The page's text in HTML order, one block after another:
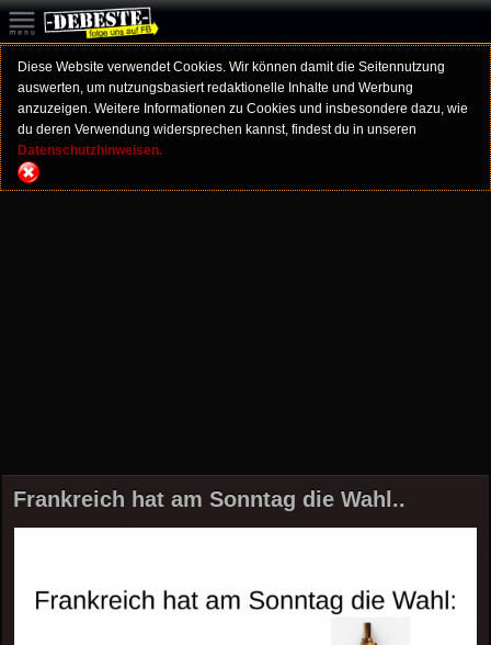
Diese Website verwendet Cookies. Wir können damit die Seitennutzung
auswerten, um nutzungsbasiert redaktionelle Inhalte und Werbung
anzuzeigen. Weitere Informationen zu Cookies und insbesondere dazu, wie
du deren Verwendung widersprechen kannst, findest du in unseren
Datenschutzhinweisen.
Frankreich hat am Sonntag die Wahl..